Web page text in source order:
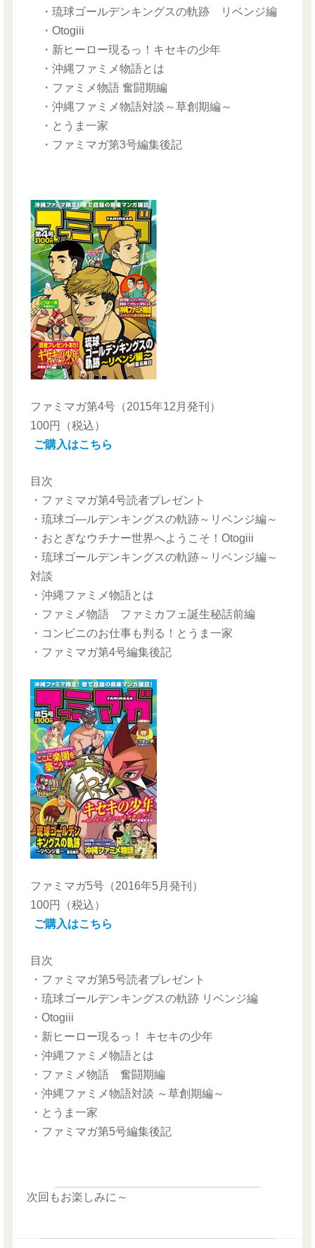
・琉球ゴールデンキングスの軌跡 リベンジ編
・Otogiii
・新ヒーロー現るっ！キセキの少年
・沖縄ファミメ物語とは
・ファミメ物語 奮闘期編
・沖縄ファミメ物語対談～草創期編～
・とうま一家
・ファミマガ第3号編集後記
ファミマガ第4号 （2015年12月発刊）
100円（税込）
ご購入はこちら
目次
・ファミマガ第4号読者プレゼント
・琉球ゴ―ルデンキングスの軌跡～リベンジ編～
・おとぎなウチナー世界へようこそ！Otogiii
・琉球ゴールデンキングスの軌跡～リベンジ編～
対談
・沖縄ファミメ物語とは
・ファミメ物語 ファミカフェ誕生秘話前編
・コンビニのお仕事も判る！とうま一家
・ファミマガ第4号編集後記
ファミマガ5号 （2016年5月発刊）
100円（税込）
ご購入はこちら
目次
・ファミマガ第5号読者プレゼント
・琉球ゴールデンキングスの軌跡 リベンジ編
・Otogiii
・新ヒーロー現るっ！ キセキの少年
・沖縄ファミメ物語とは
・ファミメ物語 奮闘期編
・沖縄ファミメ物語対談 ～草創期編～
・とうま一家
・ファミマガ第5号編集後記
次回もお楽しみに～